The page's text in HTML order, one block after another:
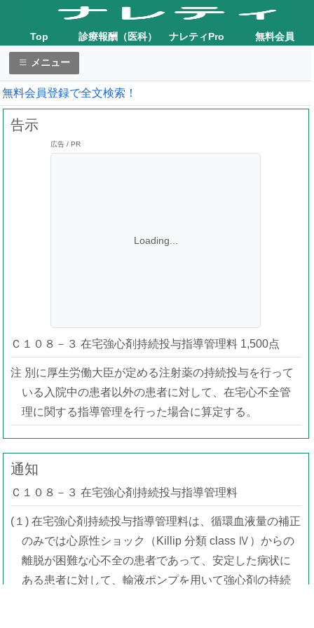
Top 診療報酬（医科） ナレティPro 無料会員
メニュー
無料会員登録で全文検索！
告示
広告 / PR
Loading...
Ｃ１０８－３ 在宅強心剤持続投与指導管理料 1,500点
注 別に厚生労働大臣が定める注射薬の持続投与を行って
いる入院中の患者以外の患者に対して、在宅心不全管
理に関する指導管理を行った場合に算定する。
通知
Ｃ１０８－３ 在宅強心剤持続投与指導管理料
(１) 在宅強心剤持続投与指導管理料は、循環血液量の補正
のみでは心原性ショック（Killip 分類 class Ⅳ）からの
離脱が困難な心不全の患者であって、安定した病状に
ある患者に対して、輸液ポンプを用いて強心剤の持続